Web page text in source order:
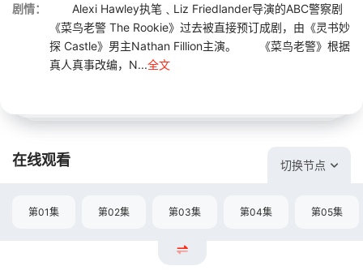
剧情：
Alexi Hawley执笔﹑Liz Friedlander导演的ABC警察剧
《菜鸟老警 The Rookie》过去被直接预订成剧，由《灵书妙
探 Castle》男主Nathan Fillion主演。 《菜鸟老警》根据
真人真事改编，N...全文
在线观看 切换节点
第01集 第02集 第03集 第04集 第05集